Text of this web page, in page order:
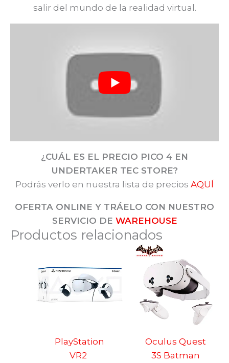
salir del mundo de la realidad virtual.
¿CUÁL ES EL PRECIO PICO 4 EN
UNDERTAKER TEC STORE?
Podrás verlo en nuestra lista de precios AQUÍ
OFERTA ONLINE Y TRÁELO CON NUESTRO
SERVICIO DE WAREHOUSE
Productos relacionados
PlayStation
VR2
Oculus Quest
3S Batman